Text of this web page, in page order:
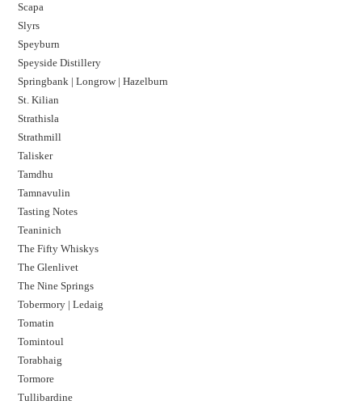
Scapa
Slyrs
Speyburn
Speyside Distillery
Springbank | Longrow | Hazelburn
St. Kilian
Strathisla
Strathmill
Talisker
Tamdhu
Tamnavulin
Tasting Notes
Teaninich
The Fifty Whiskys
The Glenlivet
The Nine Springs
Tobermory | Ledaig
Tomatin
Tomintoul
Torabhaig
Tormore
Tullibardine